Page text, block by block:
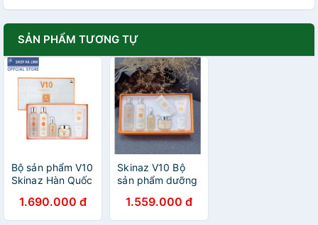
SẢN PHẨM TƯƠNG TỰ
Bộ sản phẩm V10
Skinaz Hàn Quốc
da, mờ nám cao
cấp (5 sản
1.690.000 đ
Skinaz V10 Bộ
sản phẩm dưỡng
V10 Gleaming
Skin Care
1.559.000 đ